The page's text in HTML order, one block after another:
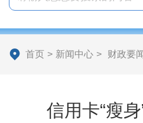
首页 > 新闻中心 > 财政要闻
信用卡“瘦